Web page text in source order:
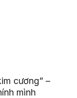
cương” –
mình